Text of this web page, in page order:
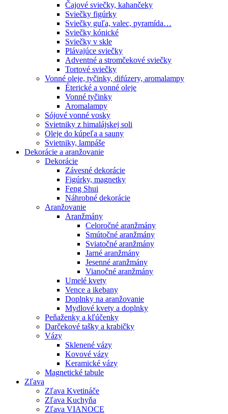
Čajové sviečky, kahančeky
Sviečky figúrky
Sviečky guľa, valec, pyramída…
Sviečky kónické
Sviečky v skle
Plávajúce sviečky
Adventné a stromčekové sviečky
Tortové sviečky
Vonné oleje, tyčinky, difúzery, aromalampy
Éterické a vonné oleje
Vonné tyčinky
Aromalampy
Sójové vonné vosky
Svietniky z himalájskej soli
Oleje do kúpeľa a sauny
Svietniky, lampáše
Dekorácie a aranžovanie
Dekorácie
Závesné dekorácie
Figúrky, magnetky
Feng Shui
Náhrobné dekorácie
Aranžovanie
Aranžmány
Celoročné aranžmány
Smútočné aranžmány
Sviatočné aranžmány
Jarné aranžmány
Jesenné aranžmány
Vianočné aranžmány
Umelé kvety
Vence a ikebany
Doplnky na aranžovanie
Mydlové kvety a doplnky
Peňaženky a kľúčenky
Darčekové tašky a krabičky
Vázy
Sklenené vázy
Kovové vázy
Keramické vázy
Magnetické tabule
Zľava
Zľava Kvetináče
Zľava Kuchyňa
Zľava VIANOCE